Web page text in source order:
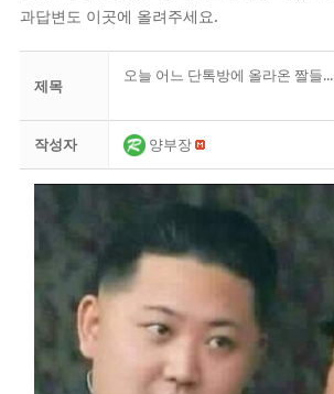
과답변도 이곳에 올려주세요.
제목
오늘 어느 단톡방에 올라온 짤들...
작성자 양부장